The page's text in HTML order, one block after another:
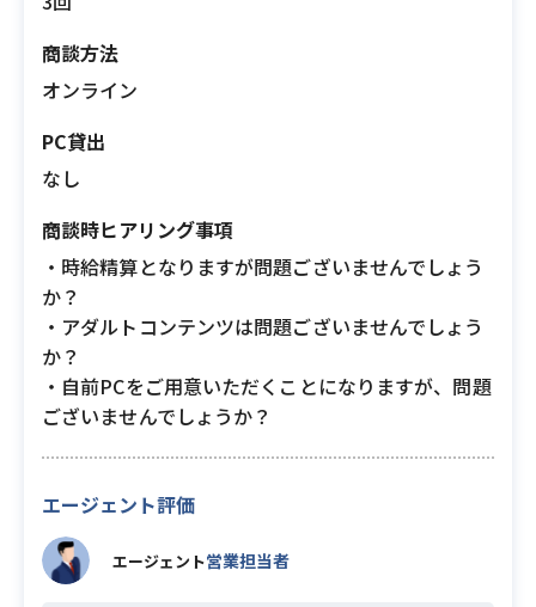
商談方法
オンライン
PC貸出
なし
商談時ヒアリング事項
・時給精算となりますが問題ございませんでしょう
か？
・アダルトコンテンツは問題ございませんでしょう
か？
・自前PCをご用意いただくことになりますが、問題
ございませんでしょうか？
エージェント評価
エージェント営業担当者